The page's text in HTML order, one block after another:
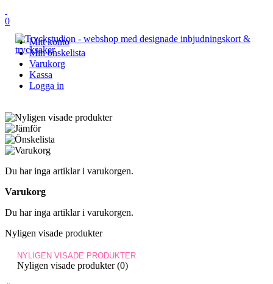
0
Mitt konto
Min önskelista
Varukorg
Kassa
Logga in
Du har inga artiklar i varukorgen.
Varukorg
Du har inga artiklar i varukorgen.
Nyligen visade produkter
NYLIGEN VISADE PRODUKTER
Nyligen visade produkter (0)